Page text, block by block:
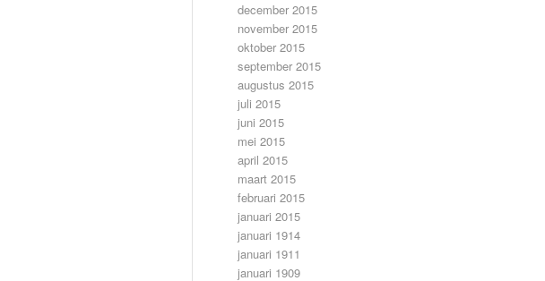
december 2015
november 2015
oktober 2015
september 2015
augustus 2015
juli 2015
juni 2015
mei 2015
april 2015
maart 2015
februari 2015
januari 2015
januari 1914
januari 1911
januari 1909